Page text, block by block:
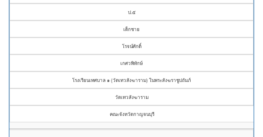
ป.๕
เด็กชาย
โรจน์ศักดิ์
เกศวพิทักษ์
โรงเรียนเทศบาล ๑ (วัดเทวสังฆาราม) ในพระสังฆราชูปถัมภ์
วัดเทวสังฆาราม
คณะจังหวัดกาญจนบุรี